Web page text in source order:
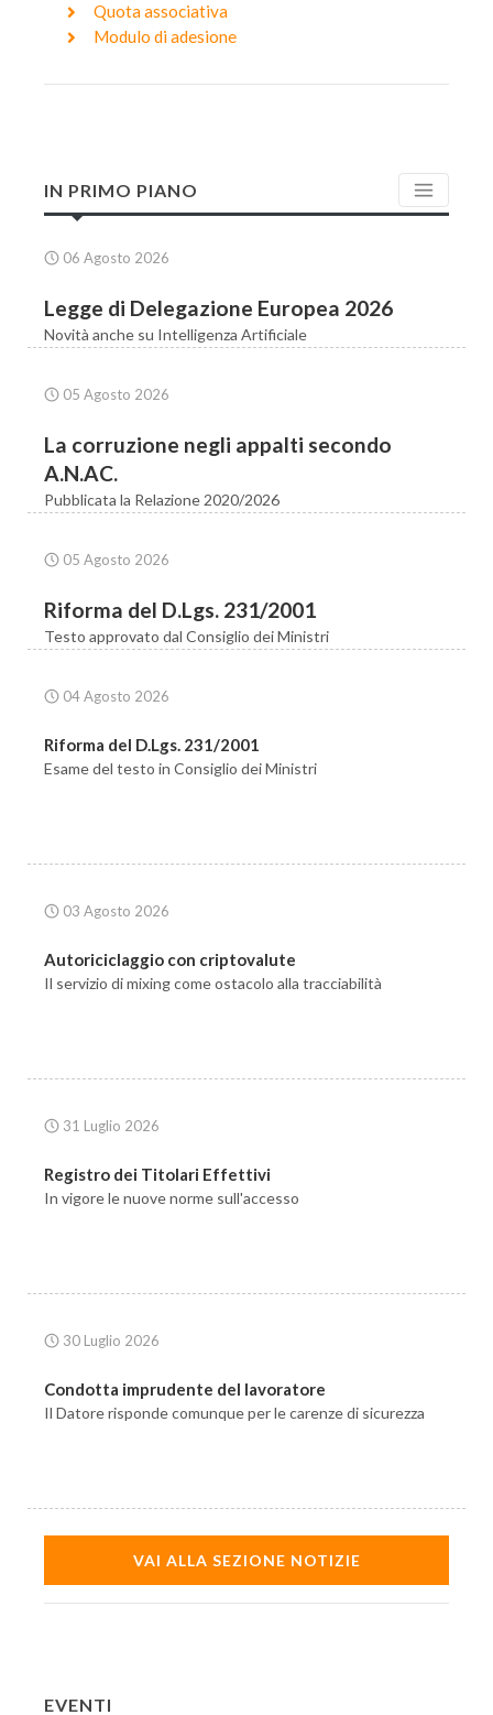
Quota associativa
Modulo di adesione
IN PRIMO PIANO
06 Agosto 2026
Legge di Delegazione Europea 2026
Novità anche su Intelligenza Artificiale
05 Agosto 2026
La corruzione negli appalti secondo
A.N.AC.
Pubblicata la Relazione 2020/2026
05 Agosto 2026
Riforma del D.Lgs. 231/2001
Testo approvato dal Consiglio dei Ministri
04 Agosto 2026
Riforma del D.Lgs. 231/2001
Esame del testo in Consiglio dei Ministri
03 Agosto 2026
Autoriciclaggio con criptovalute
Il servizio di mixing come ostacolo alla tracciabilità
31 Luglio 2026
Registro dei Titolari Effettivi
In vigore le nuove norme sull'accesso
30 Luglio 2026
Condotta imprudente del lavoratore
Il Datore risponde comunque per le carenze di sicurezza
VAI ALLA SEZIONE NOTIZIE
EVENTI